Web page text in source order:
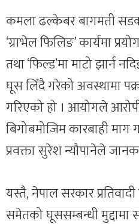
कमला ढल्केबर बागमती सडक
‘ग्राभेल फिलिङ’ कार्यमा
तथा ‘फिल्ड’मा माटो झार्न
घूस लिँदै गरेको अवस्थामा
गरिएको हो । आयोगले
बिगोबमोजिम कारबाही माग
प्रवक्ता सुरेश न्यौपानेले
यस्तै, नेपाल सरकार
समेतको घूससम्बन्धी मुद्दामा